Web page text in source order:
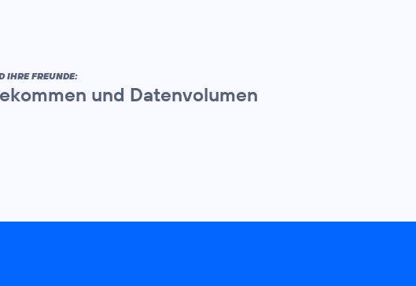
IHRE FREUNDE:
und Datenvolumen